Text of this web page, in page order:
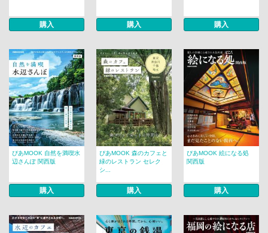
購入 購入 購入
ぴあMOOK 自然を満喫水
辺さんぽ 関西版
購入
ぴあMOOK 森のカフェと
緑のレストラン セレク
シ...
購入
ぴあMOOK 絵になる処
関西版
購入